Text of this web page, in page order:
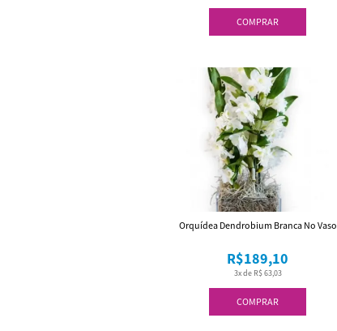
COMPRAR
COMPRAR
3x de R$ 63,03
R$189,10
Orquídea Dendrobium Branca No Vaso